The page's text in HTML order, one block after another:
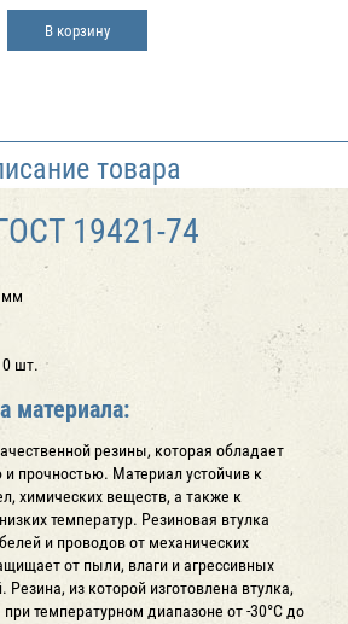
В корзину
товара
19421-74
мм
шт.
материала:
резины, которая обладает
и прочностью. Материал устойчив к
химических веществ, а также к
температур. Резиновая втулка
и проводов от механических
от пыли, влаги и агрессивных
Резина, из которой изготовлена втулка,
при температурном диапазоне от -30°C до